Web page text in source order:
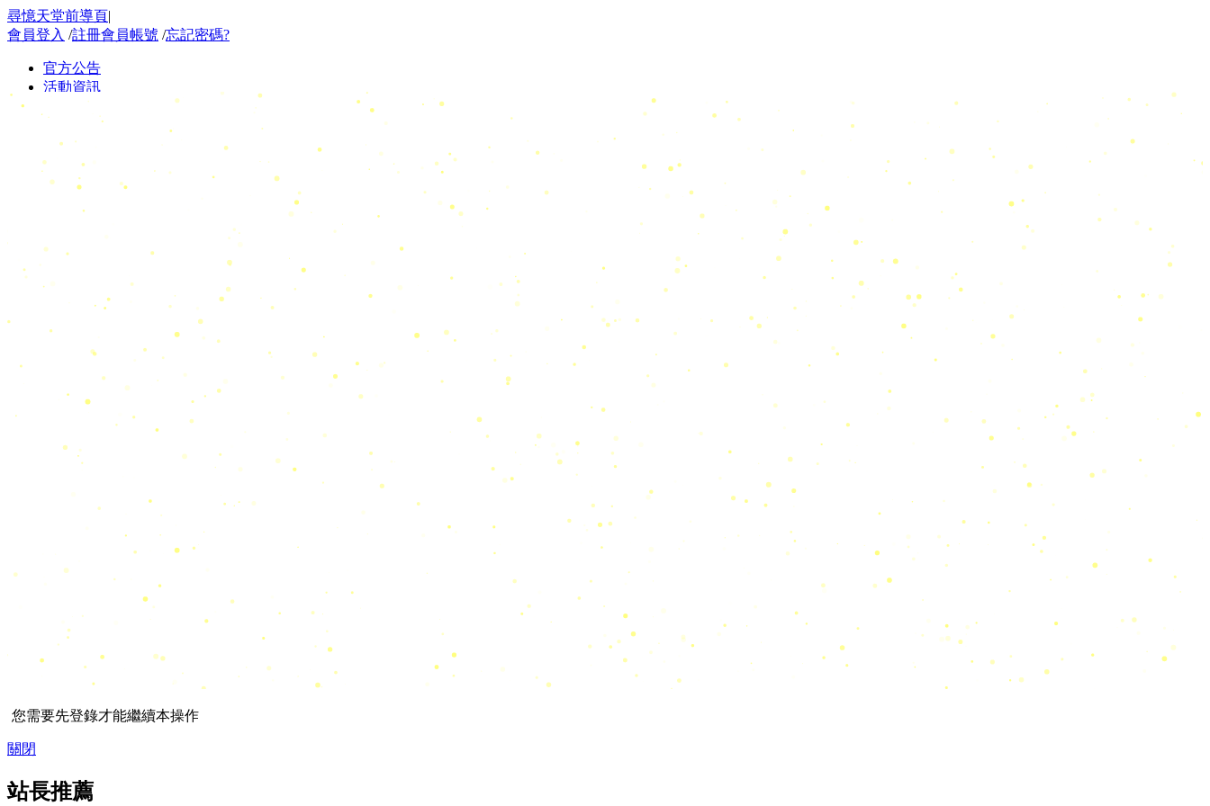
尋憶天堂前導頁|
會員登入 /註冊會員帳號 /忘記密碼?
您需要先登錄才能繼續本操作
關閉
站長推薦